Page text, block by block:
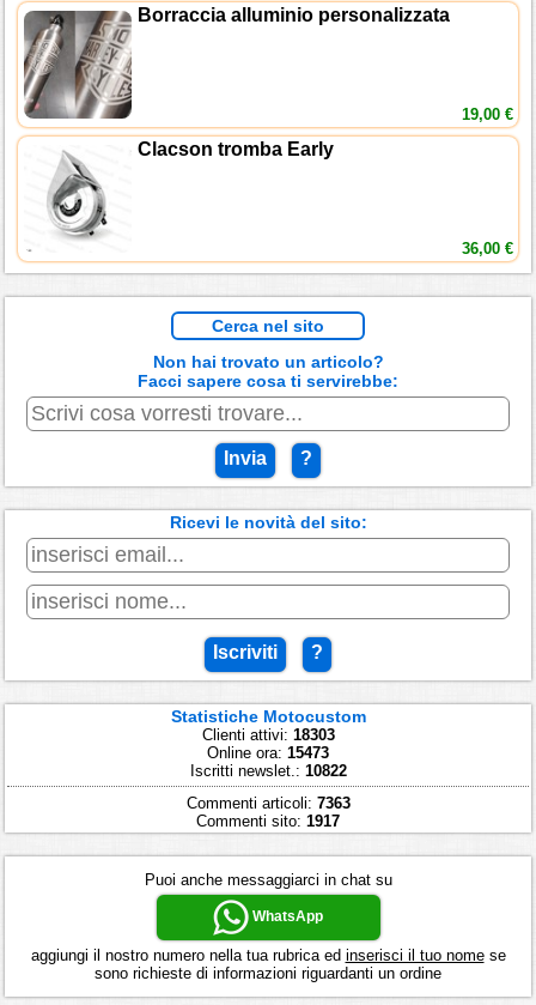
Borraccia alluminio personalizzata
19,00 €
Clacson tromba Early
36,00 €
Cerca nel sito
Non hai trovato un articolo?
Facci sapere cosa ti servirebbe:
Invia ?
Ricevi le novità del sito:
Iscriviti ?
Statistiche Motocustom
Clienti attivi: 18303
Online ora: 15473
Iscritti newslet.: 10822
Commenti articoli: 7363
Commenti sito: 1917
Puoi anche messaggiarci in chat su
WhatsApp
aggiungi il nostro numero nella tua rubrica ed inserisci il tuo nomese
sono richieste di informazioni riguardanti un ordine